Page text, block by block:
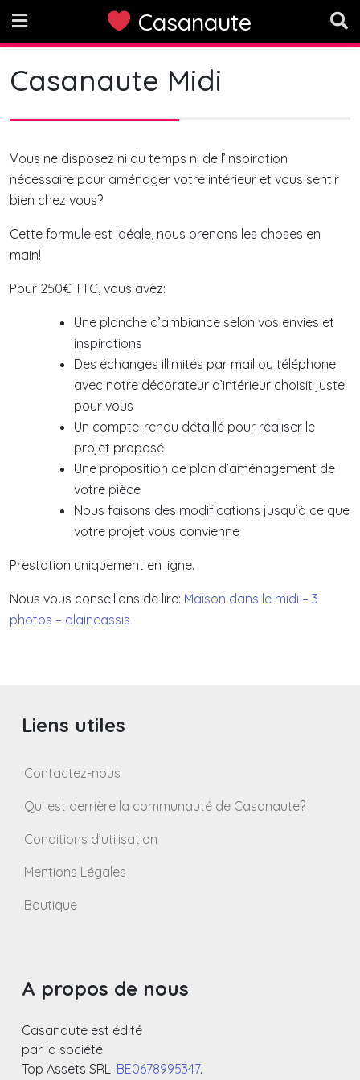
content
Casanaute
Casanaute Midi
Vous ne disposez ni du temps ni de l’inspiration
nécessaire pour aménager votre intérieur et vous sentir
bien chez vous?
Cette formule est idéale, nous prenons les choses en
main!
Pour 250€ TTC, vous avez:
Une planche d’ambiance selon vos envies et
inspirations
Des échanges illimités par mail ou téléphone
avec notre décorateur d’intérieur choisit juste
pour vous
Un compte-rendu détaillé pour réaliser le
projet proposé
Une proposition de plan d’aménagement de
votre pièce
Nous faisons des modifications jusqu’à ce que
votre projet vous convienne
Prestation uniquement en ligne.
Nous vous conseillons de lire: Maison dans le midi – 3
photos – alaincassis
Liens utiles
Contactez-nous
Qui est derrière la communauté de Casanaute?
Conditions d’utilisation
Mentions Légales
Boutique
A propos de nous
Casanaute est édité
par la société
Top Assets SRL. BE0678995347.